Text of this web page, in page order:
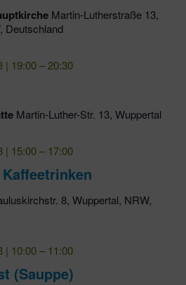
Martin-Lutherstraße 13,
Deutschland
| 19:00–20:30
Martin-Luther-Str. 13, Wuppertal
| 15:00–17:00
8, Wuppertal, NRW,
(Sauppe)
| 10:00–11:00